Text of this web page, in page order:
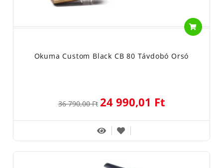
Okuma Custom Black CB 80 Távdobó Orsó
36 790,00 Ft 24 990,01 Ft